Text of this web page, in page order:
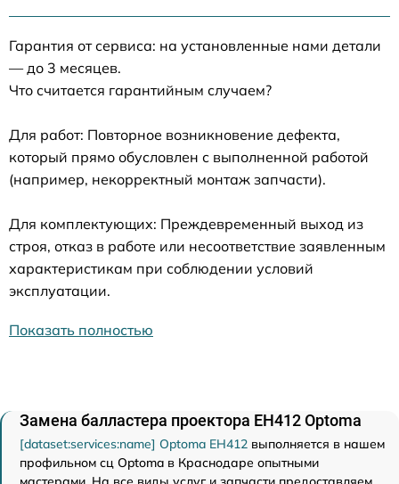
Гарантия от сервиса: на установленные нами детали
— до 3 месяцев.
Что считается гарантийным случаем?
Для работ: Повторное возникновение дефекта,
который прямо обусловлен с выполненной работой
(например, некорректный монтаж запчасти).
Для комплектующих: Преждевременный выход из
строя, отказ в работе или несоответствие заявленным
характеристикам при соблюдении условий
эксплуатации.
Показать полностью
Замена балластера проектора EH412 Optoma
[dataset:services:name] Optoma EH412 выполняется в нашем
профильном сц Optoma в Краснодаре опытными